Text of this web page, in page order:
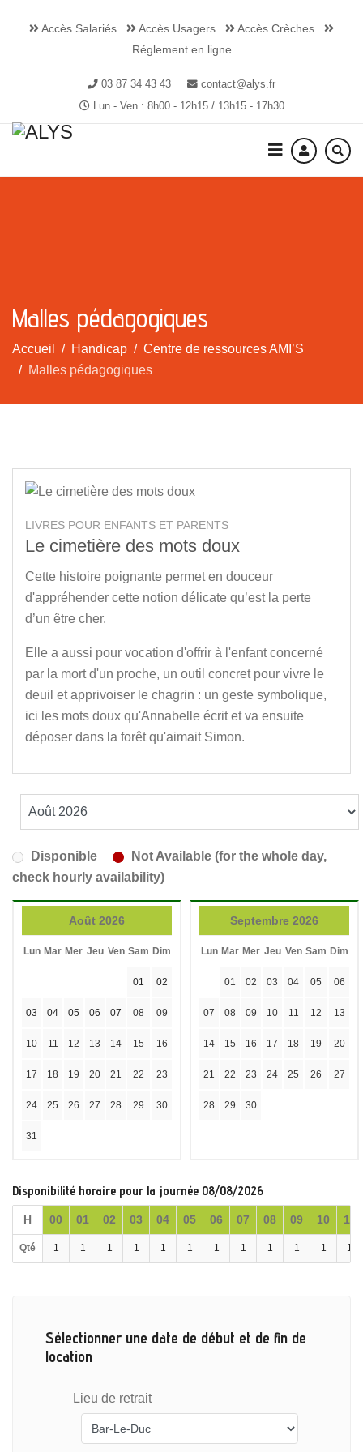
Accès Salariés Accès Usagers
Accès Crèches
Réglement en ligne
03 87 34 43 43
contact@alys.fr
Lun - Ven : 8h00 - 12h15 / 13h15 - 17h30
Malles pédagogiques
Accueil Handicap
Centre de ressources AMI’S
Malles pédagogiques
LIVRES POUR ENFANTS ET PARENTS
Le cimetière des mots doux
Cette histoire poignante permet en douceur
d'appréhender cette notion délicate qu’est la perte
d’un être cher.
Elle a aussi pour vocation d'offrir à l'enfant concerné
par la mort d'un proche, un outil concret pour vivre le
deuil et apprivoiser le chagrin : un geste symbolique,
ici les mots doux qu'Annabelle écrit et va ensuite
déposer dans la forêt qu'aimait Simon.
Disponible
Not Available (for the whole day,
check hourly availability)
Août 2026
Lun Mar Mer Jeu Ven Sam Dim
01 02
03 04 05 06 07 08 09
10 11 12 13 14 15 16
17 18 19 20 21 22 23
24 25 26 27 28 29 30
31
Septembre 2026
Lun Mar Mer Jeu Ven Sam Dim
01 02 03 04 05 06
07 08 09 10 11 12 13
14 15 16 17 18 19 20
21 22 23 24 25 26 27
28 29 30
Disponibilité horaire pour la journée 08/08/2026
H 00 01 02 03 04 05 06 07 08 09 10 11
Qté 1 1 1 1 1 1 1 1 1 1 1 1
Sélectionner une date de début et de fin de
location
Lieu de retrait